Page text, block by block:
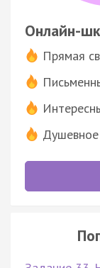
Онлайн-
Прямая